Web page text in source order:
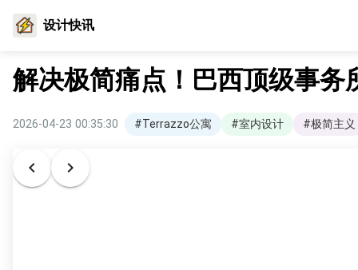
设计快讯
解决极简痛点！巴西顶级事务
2026-04-23 00:35:30 #Terrazzo公寓 #室内设计 #极简主义